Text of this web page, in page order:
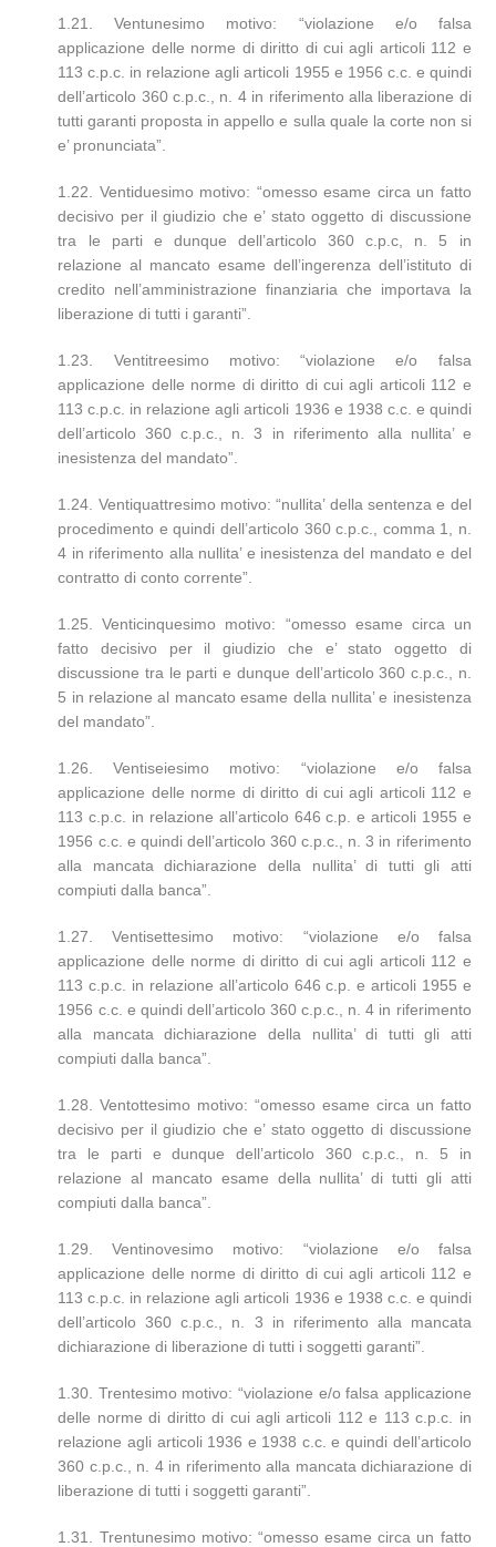
1.21. Ventunesimo motivo: “violazione e/o falsa
applicazione delle norme di diritto di cui agli articoli 112 e
113 c.p.c. in relazione agli articoli 1955 e 1956 c.c. e quindi
dell’articolo 360 c.p.c., n. 4 in riferimento alla liberazione di
tutti garanti proposta in appello e sulla quale la corte non si
e’ pronunciata”.
1.22. Ventiduesimo motivo: “omesso esame circa un fatto
decisivo per il giudizio che e’ stato oggetto di discussione
tra le parti e dunque dell’articolo 360 c.p.c, n. 5 in
relazione al mancato esame dell’ingerenza dell’istituto di
credito nell’amministrazione finanziaria che importava la
liberazione di tutti i garanti”.
1.23. Ventitreesimo motivo: “violazione e/o falsa
applicazione delle norme di diritto di cui agli articoli 112 e
113 c.p.c. in relazione agli articoli 1936 e 1938 c.c. e quindi
dell’articolo 360 c.p.c., n. 3 in riferimento alla nullita’ e
inesistenza del mandato”.
1.24. Ventiquattresimo motivo: “nullita’ della sentenza e del
procedimento e quindi dell’articolo 360 c.p.c., comma 1, n.
4 in riferimento alla nullita’ e inesistenza del mandato e del
contratto di conto corrente”.
1.25. Venticinquesimo motivo: “omesso esame circa un
fatto decisivo per il giudizio che e’ stato oggetto di
discussione tra le parti e dunque dell’articolo 360 c.p.c., n.
5 in relazione al mancato esame della nullita’ e inesistenza
del mandato”.
1.26. Ventiseiesimo motivo: “violazione e/o falsa
applicazione delle norme di diritto di cui agli articoli 112 e
113 c.p.c. in relazione all’articolo 646 c.p. e articoli 1955 e
1956 c.c. e quindi dell’articolo 360 c.p.c., n. 3 in riferimento
alla mancata dichiarazione della nullita’ di tutti gli atti
compiuti dalla banca”.
1.27. Ventisettesimo motivo: “violazione e/o falsa
applicazione delle norme di diritto di cui agli articoli 112 e
113 c.p.c. in relazione all’articolo 646 c.p. e articoli 1955 e
1956 c.c. e quindi dell’articolo 360 c.p.c., n. 4 in riferimento
alla mancata dichiarazione della nullita’ di tutti gli atti
compiuti dalla banca”.
1.28. Ventottesimo motivo: “omesso esame circa un fatto
decisivo per il giudizio che e’ stato oggetto di discussione
tra le parti e dunque dell’articolo 360 c.p.c., n. 5 in
relazione al mancato esame della nullita’ di tutti gli atti
compiuti dalla banca”.
1.29. Ventinovesimo motivo: “violazione e/o falsa
applicazione delle norme di diritto di cui agli articoli 112 e
113 c.p.c. in relazione agli articoli 1936 e 1938 c.c. e quindi
dell’articolo 360 c.p.c., n. 3 in riferimento alla mancata
dichiarazione di liberazione di tutti i soggetti garanti”.
1.30. Trentesimo motivo: “violazione e/o falsa applicazione
delle norme di diritto di cui agli articoli 112 e 113 c.p.c. in
relazione agli articoli 1936 e 1938 c.c. e quindi dell’articolo
360 c.p.c., n. 4 in riferimento alla mancata dichiarazione di
liberazione di tutti i soggetti garanti”.
1.31. Trentunesimo motivo: “omesso esame circa un fatto